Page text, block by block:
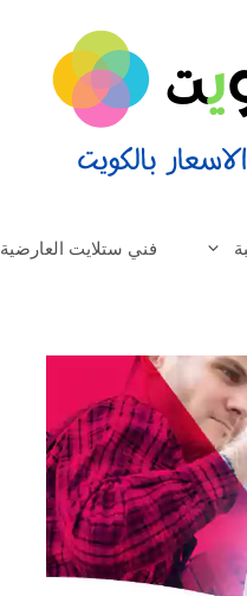
فني ستلايت العارضية